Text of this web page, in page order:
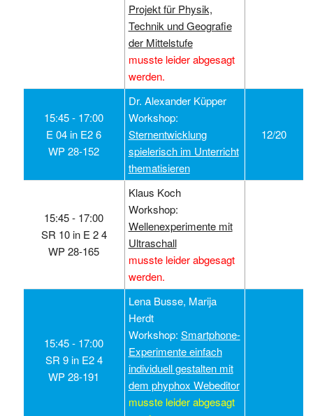
Projekt für Physik,
Technik und Geografie
der Mittelstufe
musste leider abgesagt
werden.
15:45 ‑ 17:00
E 04 in E2 6
WP 28-152
Dr. Alexander Küpper
Workshop:
Sternentwicklung
spielerisch im Unterricht
thematisieren
12/20
15:45 ‑ 17:00
SR 10 in E 2 4
WP 28-165
Klaus Koch
Workshop:
Wellenexperimente mit
Ultraschall
musste leider abgesagt
werden.
15:45 ‑ 17:00
SR 9 in E2 4
WP 28-191
Lena Busse, Marija
Herdt
Workshop: Smartphone-
Experimente einfach
individuell gestalten mit
dem phyphox Webeditor
musste leider abgesagt